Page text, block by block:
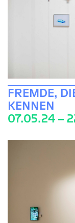
FREMDE,
KENNEN
07.05.24 –